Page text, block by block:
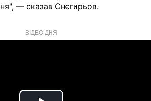
— сказав Снєгирьов.
ВІДЕО ДНЯ